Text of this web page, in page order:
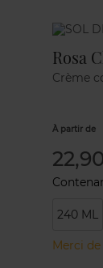
Marque
Rosa
Crème
À partir de
240 ML
Merci